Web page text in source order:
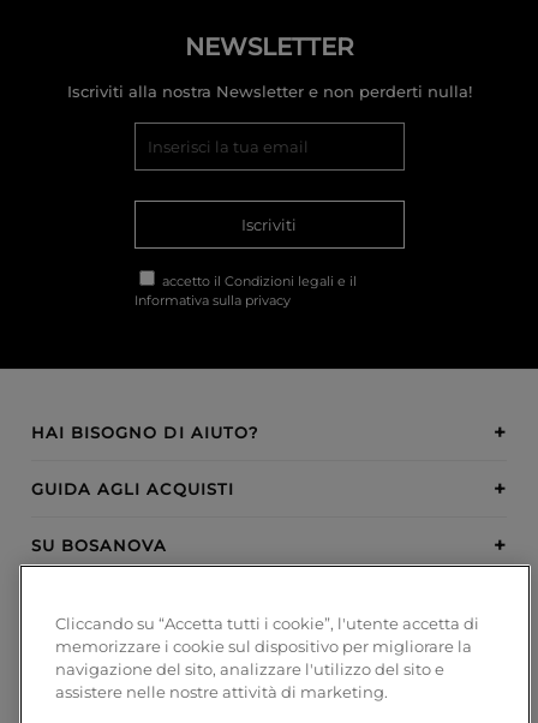
NEWSLETTER
Iscriviti alla nostra Newsletter e non perderti nulla!
Iscriviti
accetto il Condizioni legali e il
Informativa sulla privacy
HAI BISOGNO DI AIUTO?
GUIDA AGLI ACQUISTI
SU BOSANOVA
METODI DI PAGAMENTO
Cliccando su “Accetta tutti i cookie”, l'utente accetta di
memorizzare i cookie sul dispositivo per migliorare la
navigazione del sito, analizzare l'utilizzo del sito e
assistere nelle nostre attività di marketing.